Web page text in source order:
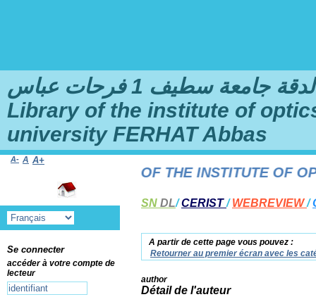
سطيف 1 فرحات عباس
Library of the institute of
university FERHAT Abbas
SN DL/CERIST/WEBREVIEW/
A partir de cette page vous pouvez :
Retourner au premier écran avec les
author
Détail de l'auteur
THE LIBRARY OF THE INSTITUTE OF
A- A A+
Se connecter
accéder à votre compte de
lecteur